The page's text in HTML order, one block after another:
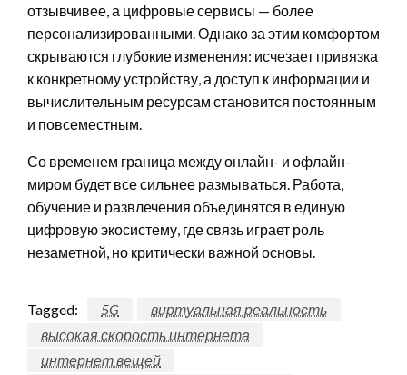
отзывчивее, а цифровые сервисы — более
персонализированными. Однако за этим комфортом
скрываются глубокие изменения: исчезает привязка
к конкретному устройству, а доступ к информации и
вычислительным ресурсам становится постоянным
и повсеместным.
Со временем граница между онлайн- и офлайн-
миром будет все сильнее размываться. Работа,
обучение и развлечения объединятся в единую
цифровую экосистему, где связь играет роль
незаметной, но критически важной основы.
Tagged: 5G
виртуальная реальность
высокая скорость интернета
интернет вещей